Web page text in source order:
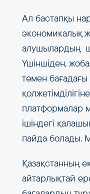
Ал бастапқы
экономикалық
алушылардың
Үшіншіден,
төмен
платформалар
ішіндегі
пайда болады.
Қазақстанның
айтарлықтай